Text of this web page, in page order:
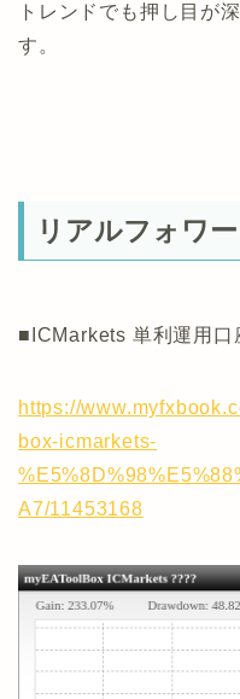
トレンドでも押し目が
す。
リアルフォワ
■ICMarkets 単利運用口
https://
box-icmarkets-
A7/11453168